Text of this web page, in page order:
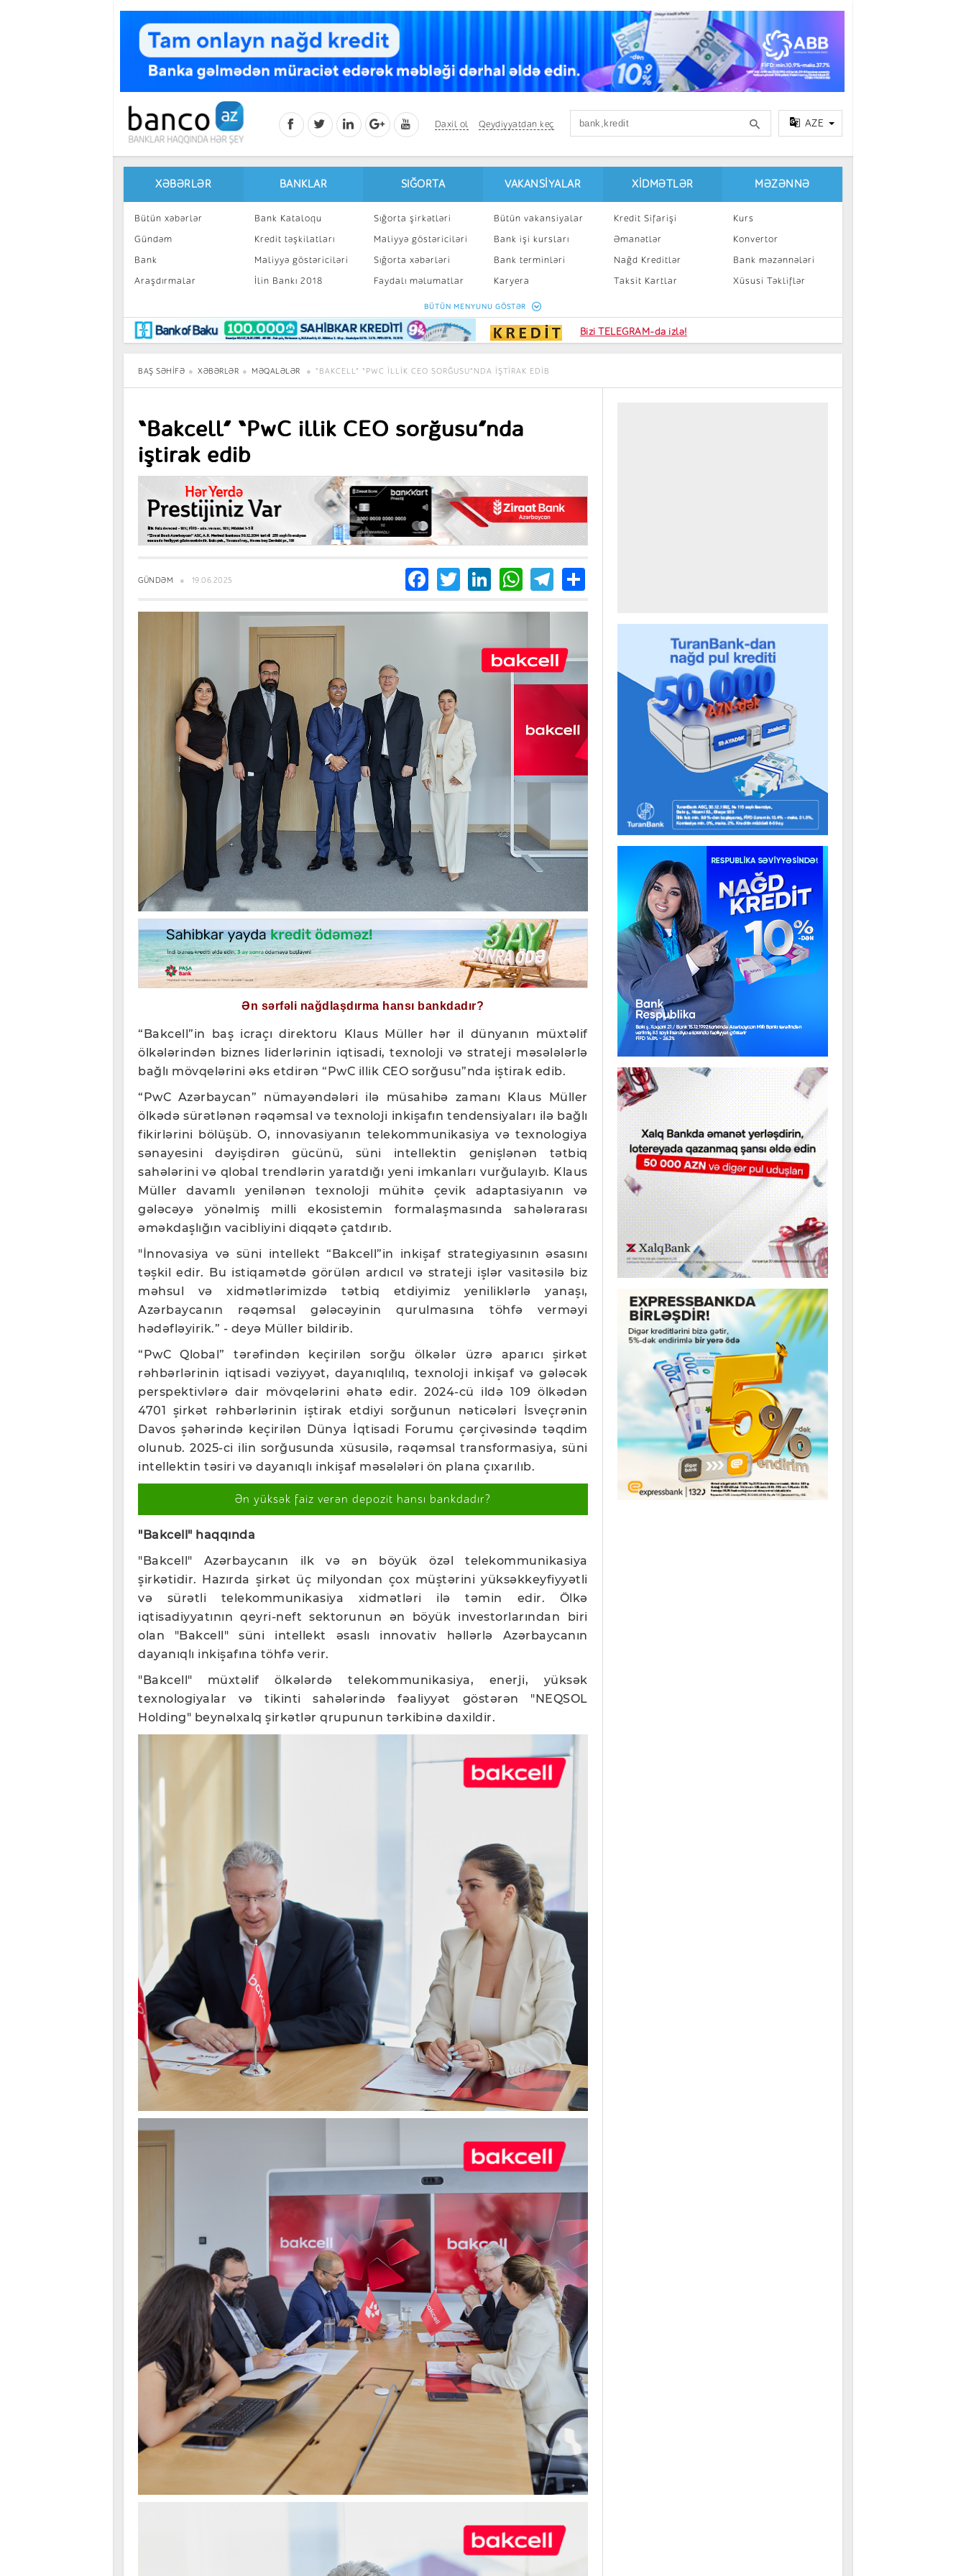
Daxil ol Qeydiyyatdan keç AZE
XƏBƏRLƏR
Bütün xəbərlər
Gündəm
Bank
Araşdırmalar
Maraqlı
BancoTV
Müsahibə
BANKLAR
Bank Kataloqu
Kredit təşkilatları
Maliyyə göstəriciləri
İlin Bankı 2018
SIĞORTA
Sığorta şirkətləri
Maliyyə göstəriciləri
Sığorta xəbərləri
Faydalı məlumatlar
Sığorta kalkulyatoru
VAKANSIYALAR
Bütün vakansiyalar
Bank işi kursları
Bank terminləri
Karyera
Peşakar inkişaf
XIDMƏTLƏR
Kredit Sifarişi
Əmanətlər
Nağd Kreditlər
Taksit Kartlar
Kart sifarişi
MƏZƏNNƏ
Kurs
Konvertor
Bank məzənnələri
Xüsusi Təkliflər
BÜTÜN MENYUNU GÖSTƏR
Bizi TELEGRAM-da izlə!
BAŞ SƏHIFƏ XƏBƏRLƏR MƏQALƏLƏR “BAKCELL” “PWC ILLIK CEO SORĞUSU”NDA IŞTIRAK EDIB
“Bakcell” “PwC illik CEO sorğusu”nda
iştirak edib
GÜNDƏM 19.06.2025 Facebook
TwitterLinkedIn
WhatsApp
Telegram
Share
Ən sərfəli nağdlaşdırma hansı bankdadır?
“Bakcell”in baş icraçı direktoru Klaus Müller hər il dünyanın müxtəlif
ölkələrindən biznes liderlərinin iqtisadi, texnoloji və strateji məsələlərlə
bağlı mövqelərini əks etdirən “PwC illik CEO sorğusu”nda iştirak edib.
“PwC Azərbaycan” nümayəndələri ilə müsahibə zamanı Klaus Müller
ölkədə sürətlənən rəqəmsal və texnoloji inkişafın tendensiyaları ilə bağlı
fikirlərini bölüşüb. O, innovasiyanın telekommunikasiya və texnologiya
sənayesini dəyişdirən gücünü, süni intellektin genişlənən tətbiq
sahələrini və qlobal trendlərin yaratdığı yeni imkanları vurğulayıb. Klaus
Müller davamlı yenilənən texnoloji mühitə çevik adaptasiyanın və
gələcəyə yönəlmiş milli ekosistemin formalaşmasında sahələrarası
əməkdaşlığın vacibliyini diqqətə çatdırıb.
"İnnovasiya və süni intellekt “Bakcell”in inkişaf strategiyasının əsasını
təşkil edir. Bu istiqamətdə görülən ardıcıl və strateji işlər vasitəsilə biz
məhsul və xidmətlərimizdə tətbiq etdiyimiz yeniliklərlə yanaşı,
Azərbaycanın rəqəmsal gələcəyinin qurulmasına töhfə verməyi
hədəfləyirik.” - deyə Müller bildirib.
“PwC Qlobal” tərəfindən keçirilən sorğu ölkələr üzrə aparıcı şirkət
rəhbərlərinin iqtisadi vəziyyət, dayanıqlılıq, texnoloji inkişaf və gələcək
perspektivlərə dair mövqelərini əhatə edir. 2024-cü ildə 109 ölkədən
4701 şirkət rəhbərlərinin iştirak etdiyi sorğunun nəticələri İsveçrənin
Davos şəhərində keçirilən Dünya İqtisadi Forumu çərçivəsində təqdim
olunub. 2025-ci ilin sorğusunda xüsusilə, rəqəmsal transformasiya, süni
intellektin təsiri və dayanıqlı inkişaf məsələləri ön plana çıxarılıb.
Ən yüksək faiz verən depozit hansı bankdadır?
"Bakcell" haqqında
"Bakcell" Azərbaycanın ilk və ən böyük özəl telekommunikasiya
şirkətidir. Hazırda şirkət üç milyondan çox müştərini yüksəkkeyfiyyətli
və sürətli telekommunikasiya xidmətləri ilə təmin edir. Ölkə
iqtisadiyyatının qeyri-neft sektorunun ən böyük investorlarından biri
olan "Bakcell" süni intellekt əsaslı innovativ həllərlə Azərbaycanın
dayanıqlı inkişafına töhfə verir.
"Bakcell" müxtəlif ölkələrdə telekommunikasiya, enerji, yüksək
texnologiyalar və tikinti sahələrində fəaliyyət göstərən "NEQSOL
Holding" beynəlxalq şirkətlər qrupunun tərkibinə daxildir.